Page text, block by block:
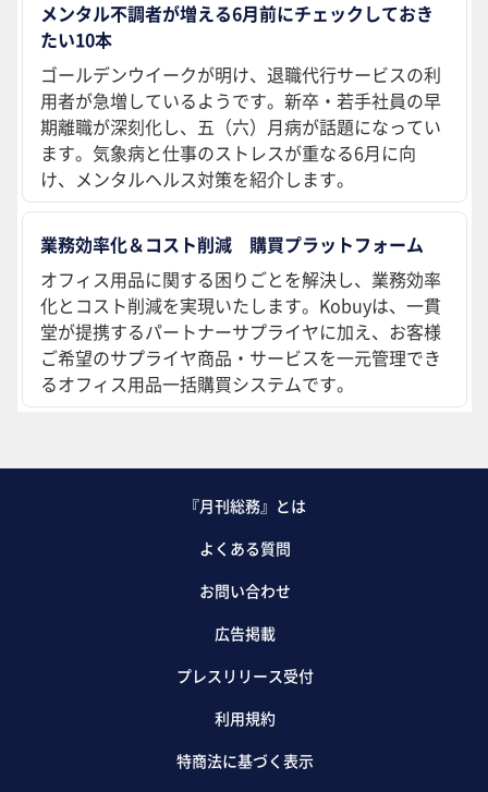
メンタル不調者が増える6月前にチェックしておき
たい10本
ゴールデンウイークが明け、退職代行サービスの利
用者が急増しているようです。新卒・若手社員の早
期離職が深刻化し、五（六）月病が話題になってい
ます。気象病と仕事のストレスが重なる6月に向
け、メンタルヘルス対策を紹介します。
業務効率化＆コスト削減 購買プラットフォーム
オフィス用品に関する困りごとを解決し、業務効率
化とコスト削減を実現いたします。Kobuyは、一貫
堂が提携するパートナーサプライヤに加え、お客様
ご希望のサプライヤ商品・サービスを一元管理でき
るオフィス用品一括購買システムです。
『月刊総務』とは
よくある質問
お問い合わせ
広告掲載
プレスリリース受付
利用規約
特商法に基づく表示